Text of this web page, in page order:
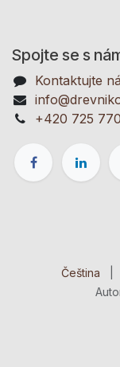
Spojte se s
Kontaktujte
+420 725
Čeština